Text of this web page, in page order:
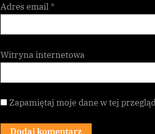
Adres email*
Witryna internetowa
Zapamiętaj moje dane w tej